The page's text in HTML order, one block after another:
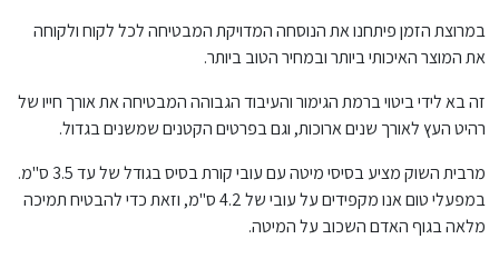
במרוצת הזמן פיתחנו את הנוסחה המדויקת המבטיחה לכל לקוח ולקוחה
את המוצר האיכותי ביותר ובמחיר הטוב ביותר.
זה בא לידי ביטוי ברמת הגימור והעיבוד הגבוהה המבטיחה את אורך חייו של
רהיט העץ לאורך שנים ארוכות, וגם בפרטים הקטנים שמשנים בגדול.
מרבית השוק מציע בסיסי מיטה עם עובי קורת בסיס בגודל של עד 3.5 ס"מ.
במפעלי טום אנו מקפידים על עובי של 4.2 ס"מ, וזאת כדי להבטיח תמיכה
מלאה בגוף האדם השכוב על המיטה.